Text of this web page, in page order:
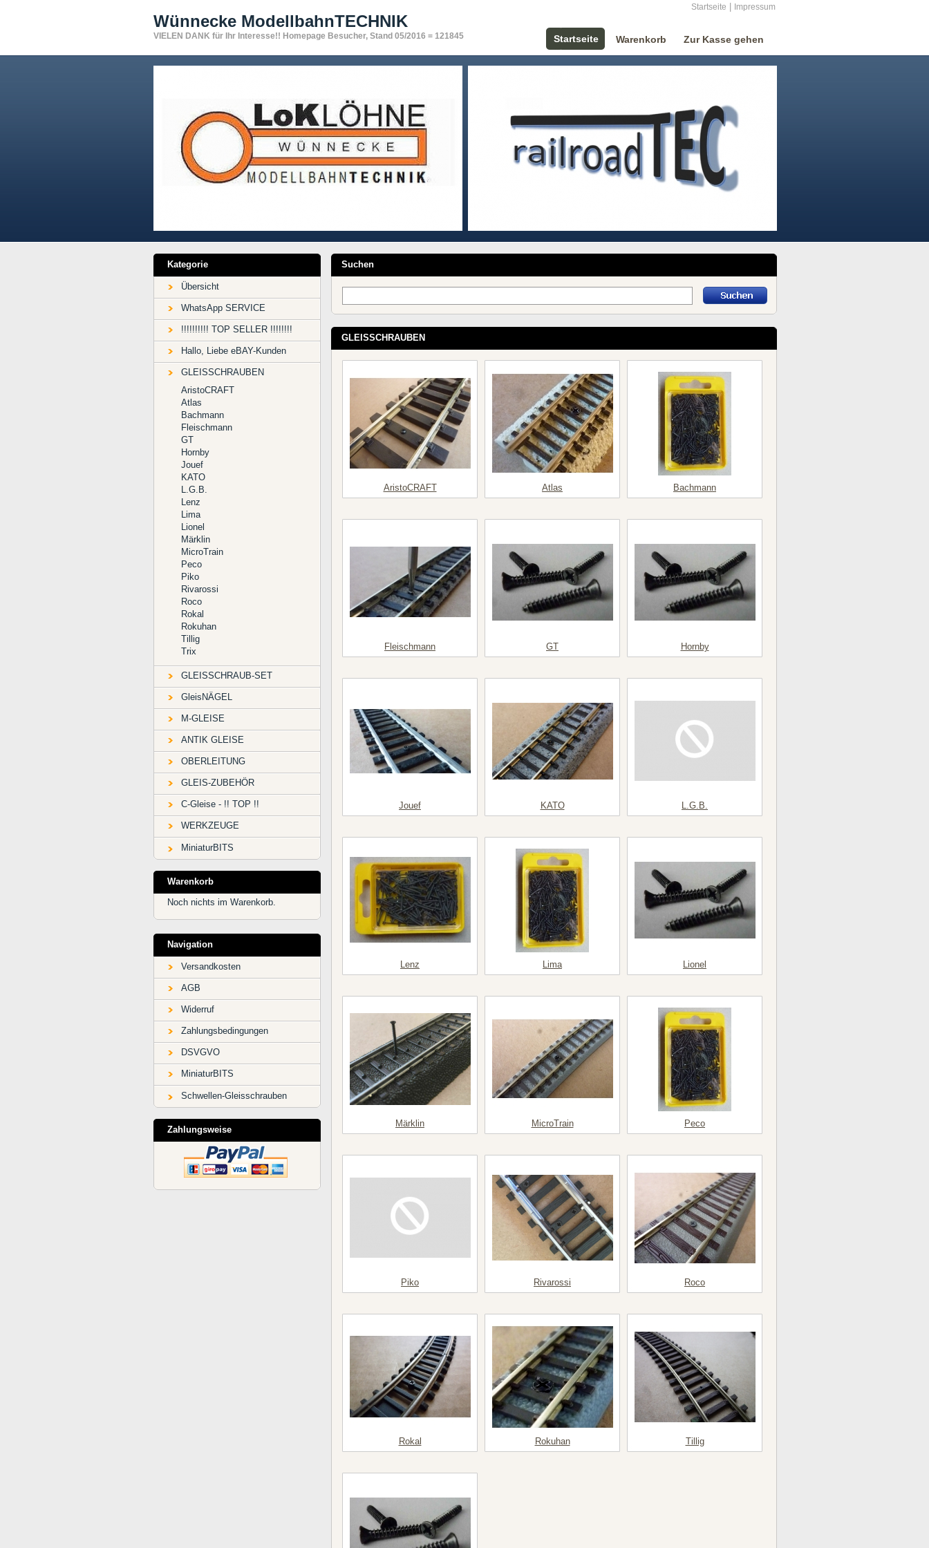
Startseite Impressum
Wünnecke ModellbahnTECHNIK
VIELEN DANK für Ihr Interesse!! Homepage Besucher, Stand 05/2016 = 121845 Startseite Warenkorb Zur Kasse gehen
Kategorie
Übersicht
WhatsApp SERVICE
!!!!!!!!!! TOP SELLER !!!!!!!!
Hallo, Liebe eBAY-Kunden
GLEISSCHRAUBEN
AristoCRAFT
Atlas
Bachmann
Fleischmann
GT
Hornby
Jouef
KATO
L.G.B.
Lenz
Lima
Lionel
Märklin
MicroTrain
Peco
Piko
Rivarossi
Roco
Rokal
Rokuhan
Tillig
Trix
GLEISSCHRAUB-SET
GleisNÄGEL
M-GLEISE
ANTIK GLEISE
OBERLEITUNG
GLEIS-ZUBEHÖR
C-Gleise - !! TOP !!
WERKZEUGE
MiniaturBITS
Warenkorb
Noch nichts im Warenkorb.
Navigation
Versandkosten
AGB
Widerruf
Zahlungsbedingungen
DSVGVO
MiniaturBITS
Schwellen-Gleisschrauben
Zahlungsweise
Suchen
GLEISSCHRAUBEN
AristoCRAFT Atlas Bachmann
Fleischmann GT Hornby
Jouef KATO L.G.B.
Lenz Lima Lionel
Märklin MicroTrain Peco
Piko Rivarossi Roco
Rokal Rokuhan Tillig